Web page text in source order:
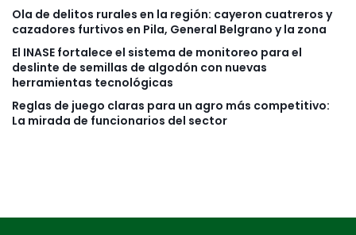
Ola de delitos rurales en la región: cayeron cuatreros y
cazadores furtivos en Pila, General Belgrano y la zona
El INASE fortalece el sistema de monitoreo para el
deslinte de semillas de algodón con nuevas
herramientas tecnológicas
Reglas de juego claras para un agro más competitivo:
La mirada de funcionarios del sector